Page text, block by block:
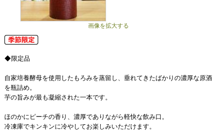
画像を拡大する
◆限定品
自家培養酵母を使用したもろみを蒸留し、垂れてきたばかりの濃厚な原酒
を瓶詰め。
芋の旨みが最も凝縮された一本です。
ほのかにピーチの香り、濃厚でありながら軽快な飲み口。
冷凍庫でキンキンに冷やしてお楽しみいただけます。